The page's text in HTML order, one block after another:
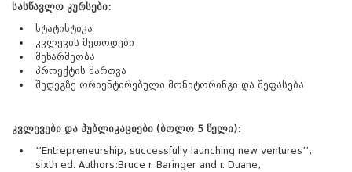
სასწავლო კურსები:
სტატისტიკა
კვლევის მეთოდები
მეწარმეობა
პროექტის მართვა
შედეგზე ორიენტირებული მონიტორინგი და შეფასება
კვლევები და პუბლიკაციები (ბოლო 5 წელი):
’’Entrepreneurship, successfully launching new ventures’’,
sixth ed. Authors:Bruce r. Baringer and r. Duane,